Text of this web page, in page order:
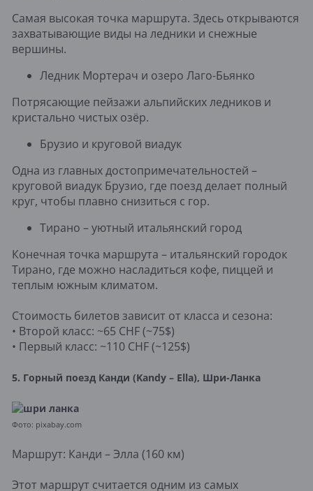
Самая высокая точка маршрута. Здесь открываются
захватывающие виды на ледники и снежные
вершины.
Ледник Мортерач и озеро Лаго-Бьянко
Потрясающие пейзажи альпийских ледников и
кристально чистых озёр.
Брузио и круговой виадук
Одна из главных достопримечательностей –
круговой виадук Брузио, где поезд делает полный
круг, чтобы плавно снизиться с гор.
Тирано – уютный итальянский город
Конечная точка маршрута – итальянский городок
Тирано, где можно насладиться кофе, пиццей и
теплым южным климатом.
Стоимость билетов зависит от класса и сезона:
• Второй класс: ~65 CHF (~75$)
• Первый класс: ~110 CHF (~125$)
5. Горный поезд Канди (Kandy – Ella), Шри-Ланка
Фото: pixabay.com
Маршрут: Канди – Элла (160 км)
Этот маршрут считается одним из самых